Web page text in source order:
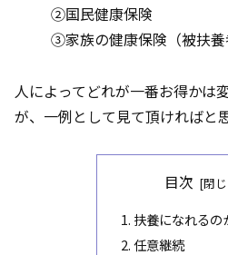
②国民健康保険
③家族の健康保険（被扶養
人によってどれが一番お得かは
が、一例として見て頂ければと
目次
1. 扶養になれるの
2. 任意継続